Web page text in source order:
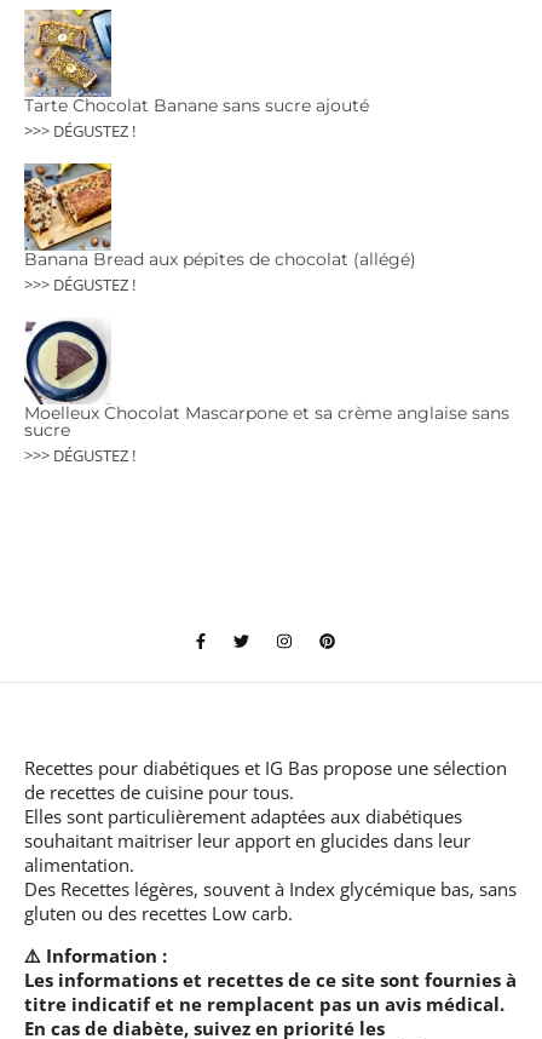
Tarte Chocolat Banane sans sucre ajouté
>>> DÉGUSTEZ !
Banana Bread aux pépites de chocolat (allégé)
>>> DÉGUSTEZ !
Moelleux Chocolat Mascarpone et sa crème anglaise sans
sucre
>>> DÉGUSTEZ !
Recettes pour diabétiques et IG Bas propose une sélection
de recettes de cuisine pour tous.
Elles sont particulièrement adaptées aux diabétiques
souhaitant maitriser leur apport en glucides dans leur
alimentation.
Des Recettes légères, souvent à Index glycémique bas, sans
gluten ou des recettes Low carb.
⚠️ Information :
Les informations et recettes de ce site sont fournies à
titre indicatif et ne remplacent pas un avis médical.
En cas de diabète, suivez en priorité les